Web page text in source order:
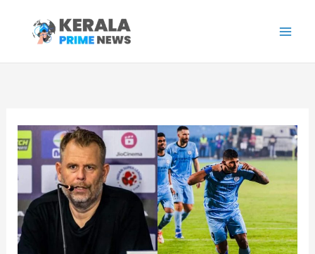
content